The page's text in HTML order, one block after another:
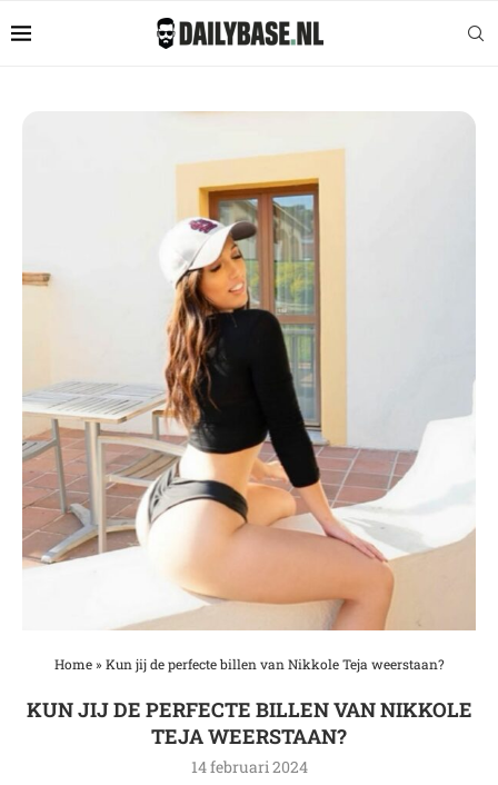
Home» Kun jij de perfecte billen van Nikkole Teja weerstaan?
KUN JIJ DE PERFECTE BILLEN VAN NIKKOLE
TEJA WEERSTAAN?
14 februari 2024